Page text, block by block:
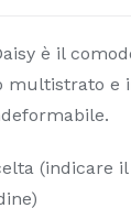
è il
multistrato e
(indicare